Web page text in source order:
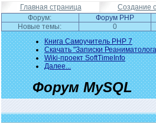
Главная страница Создание
Форум:
Форум PHP
Новые темы:
0
Книга Самоучитель PHP 7
Скачать "Записки
Wiki-проект SoftTimeInfo
Далее...
Форум MySQL